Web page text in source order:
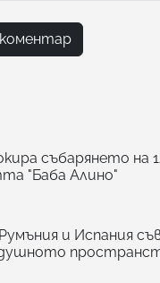
събарянето на
"Баба Алино"
и Испания